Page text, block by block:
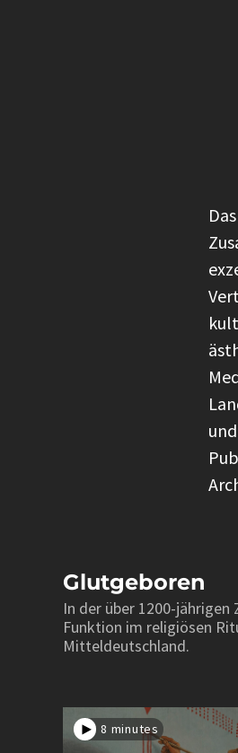
Glutgeboren
In der über 1200-
Funktion im religiösen
Mitteldeutschland.
8 minutes